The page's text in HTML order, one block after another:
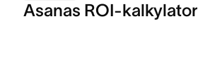
Asanas ROI-kalkylator